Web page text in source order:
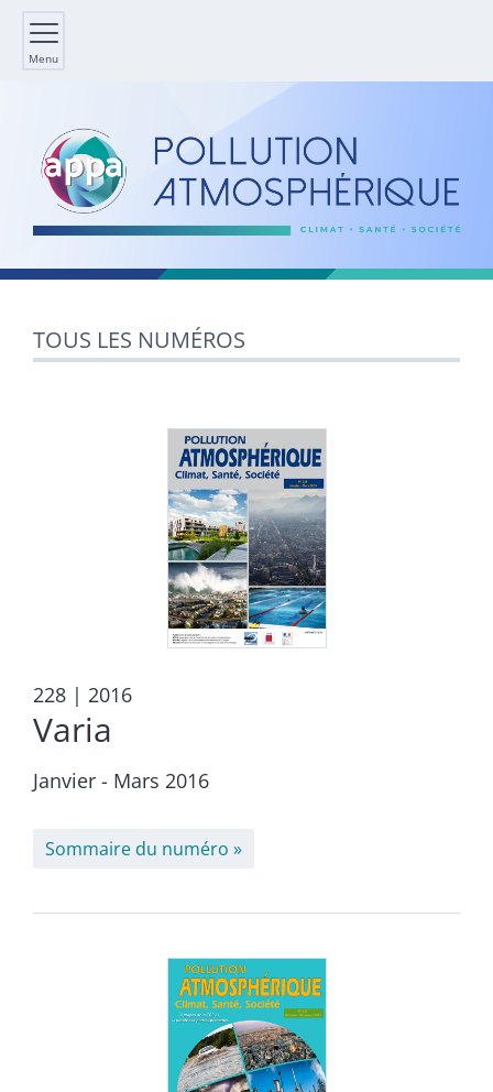
Menu
TOUS LES NUMÉROS
228 | 2016
Varia
Janvier - Mars 2016
Sommaire du numéro